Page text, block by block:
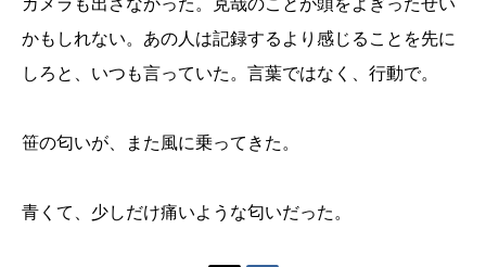
カメラも出さなかった。克哉のことが頭をよぎったせい
かもしれない。あの人は記録するより感じることを先に
しろと、いつも言っていた。言葉ではなく、行動で。
笹の匂いが、また風に乗ってきた。
青くて、少しだけ痛いような匂いだった。